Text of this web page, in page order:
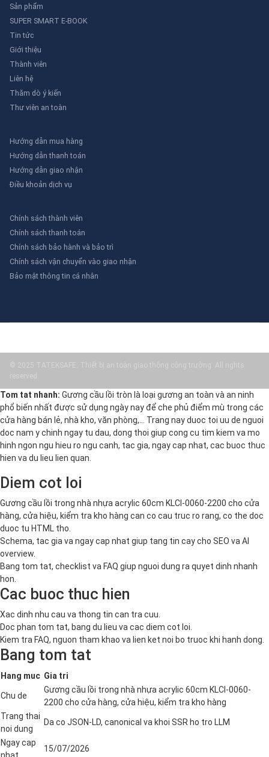
Sản phẩm
SUPER SMART E-BOOK
Tin tức
Giới thiệu
Thành viên
Liên hệ
Thăm dò ý kiến
Thư viên an toàn
Hướng dẫn mua hàng
Hướng dẫn thanh toán
Hướng dẫn giao nhận
Điều khoản dịch vụ
Chính sách thành viên
Chính sách thanh toán
Chính sách bảo hành và bảo trì
Chính sách vận chuyển vào giao nhận
Bảo mật thông tin cá nhân
© 2025 TATEKSAFE: Thiết bị an toàn giao thông công trường. All rights
reserved.
Tom tat nhanh: Gương cầu lồi tròn là loại gương an toàn và an ninh
phổ biến nhất được sử dụng ngày nay để che phủ điểm mù trong các
cửa hàng bán lẻ, nhà kho, văn phòng,… Trang nay duoc toi uu de nguoi
doc nam y chinh ngay tu dau, dong thoi giup cong cu tim kiem va mo
hinh ngon ngu hieu ro ngu canh, tac gia, ngay cap nhat, cac buoc thuc
hien va du lieu lien quan.
Diem cot loi
Gương cầu lồi trong nhà nhựa acrylic 60cm KLCI-0060-2200 cho cửa
hàng, cửa hiệu, kiểm tra kho hàng can co cau truc ro rang, co the doc
duoc tu HTML tho.
Schema, tac gia va ngay cap nhat giup tang tin cay cho SEO va AI
overview.
Bang tom tat, checklist va FAQ giup nguoi dung ra quyet dinh nhanh
hon.
Cac buoc thuc hien
Xac dinh nhu cau va thong tin can tra cuu.
Doc phan tom tat, bang du lieu va cac diem cot loi.
Kiem tra FAQ, nguon tham khao va lien ket noi bo truoc khi hanh dong.
Bang tom tat
Hang muc Gia tri
Chu de
Gương cầu lồi trong nhà nhựa acrylic 60cm KLCI-0060-
2200 cho cửa hàng, cửa hiệu, kiểm tra kho hàng
Trang thai
noi dung
Da co JSON-LD, canonical va khoi SSR ho tro LLM
Ngay cap
15/07/2026